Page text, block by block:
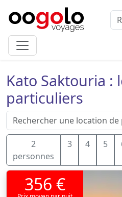
Kato Saktouria :
particuliers
2
personnes
3 4 5
356 €